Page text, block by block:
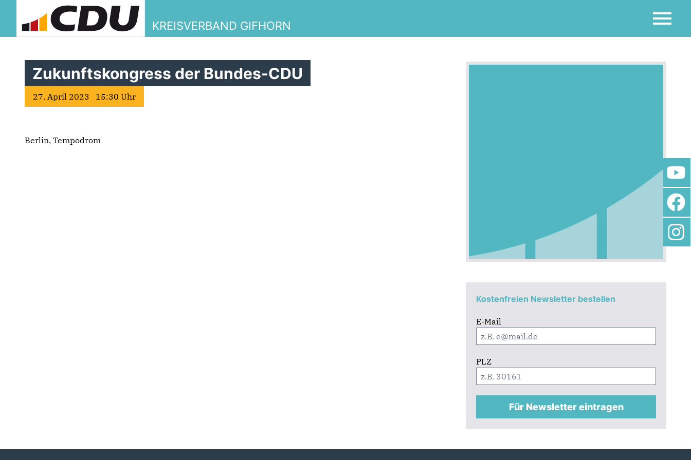
KREISVERBAND GIFHORN
Kostenfreien Newsletter bestellen
E-Mail
PLZ
Für Newsletter eintragen
Zukunftskongress der Bundes-CDU
27. April 2023 15:30 Uhr
Berlin, Tempodrom